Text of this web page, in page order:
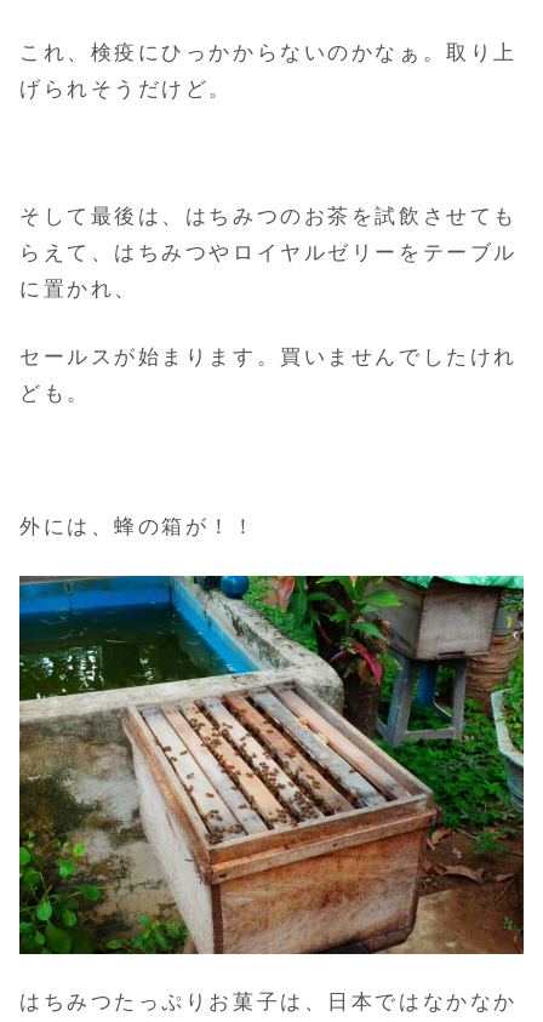
これ、検疫にひっかからないのかなぁ。取り上
げられそうだけど。
そして最後は、はちみつのお茶を試飲させても
らえて、はちみつやロイヤルゼリーをテーブル
に置かれ、
セールスが始まります。買いませんでしたけれ
ども。
外には、蜂の箱が！！
はちみつたっぷりお菓子は、日本ではなかなか